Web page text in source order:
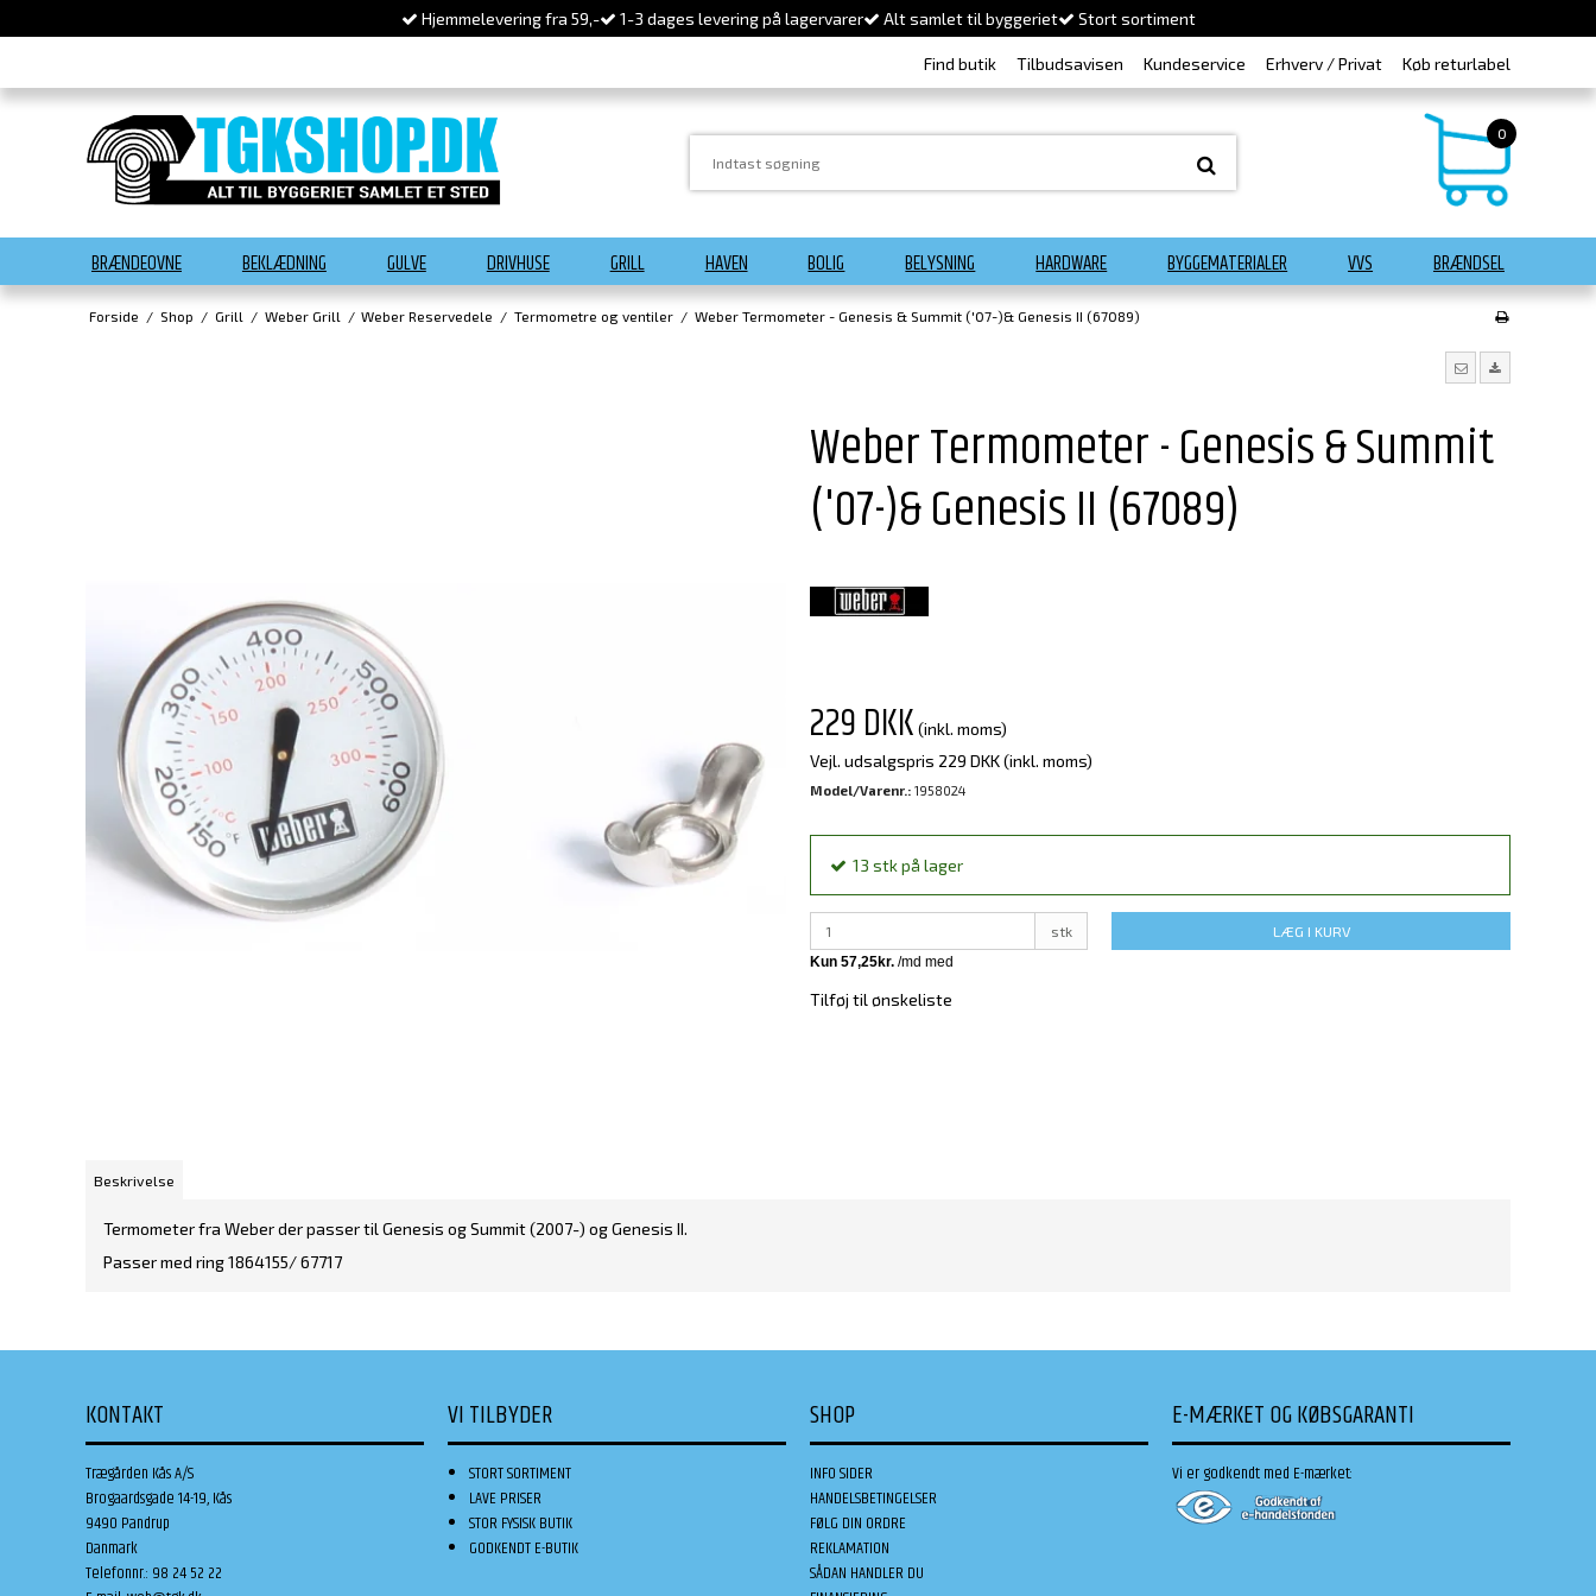
Hjemmelevering fra 59,- 1-3 dages levering på lagervarer Alt samlet til byggeriet Stort sortiment
Find butik Tilbudsavisen Kundeservice Erhverv / Privat Køb returlabel
0
BRÆNDEOVNE BEKLÆDNING GULVE DRIVHUSE GRILL HAVEN BOLIG BELYSNING HARDWARE BYGGEMATERIALER VVS BRÆNDSEL
Forside / Shop / Grill / Weber Grill / Weber Reservedele / Termometre og ventiler / Weber Termometer - Genesis & Summit ('07-)& Genesis II (67089)
Weber Termometer - Genesis & Summit
('07-)& Genesis II (67089)
229 DKK (inkl. moms)
Vejl. udsalgspris 229 DKK(inkl. moms)
Model/Varenr.: 1958024
13 stkpå lager
stk LÆG I KURV
Tilføj til ønskeliste
Beskrivelse
Termometer fra Weber der passer til Genesis og Summit (2007-) og Genesis II.
Passer med ring 1864155/ 67717
KONTAKT
Trægården Kås A/S
Brogaardsgade 14-19, Kås
9490 Pandrup
Danmark
Telefonnr.: 98 24 52 22
VI TILBYDER
STORT SORTIMENT
LAVE PRISER
STOR FYSISK BUTIK
GODKENDT E-BUTIK
SHOP
INFO SIDER
HANDELSBETINGELSER
FØLG DIN ORDRE
REKLAMATION
SÅDAN HANDLER DU
E-MÆRKET OG KØBSGARANTI
Vi er godkendt med E-mærket: